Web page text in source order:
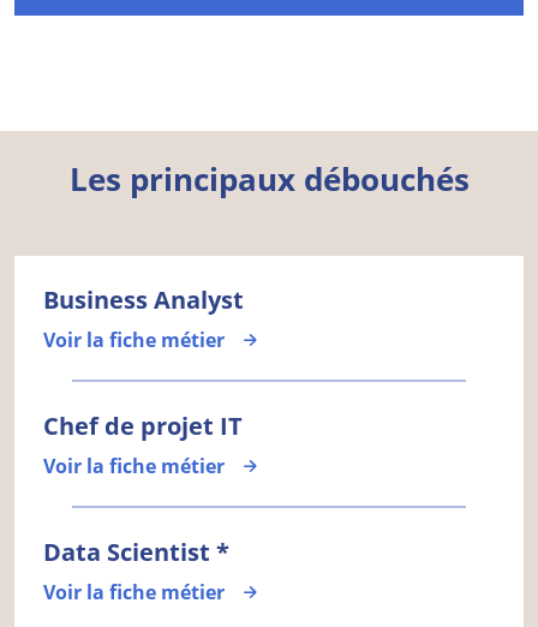
Les principaux débouchés
Business Analyst
Voir la fiche métier
Chef de projet IT
Voir la fiche métier
Data Scientist *
Voir la fiche métier